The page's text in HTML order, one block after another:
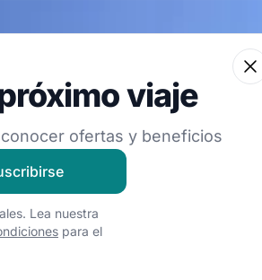
ofertas y beneficiosviaje
ofertas y beneficios
contenido exclusivo de
Lea nuestra
para el